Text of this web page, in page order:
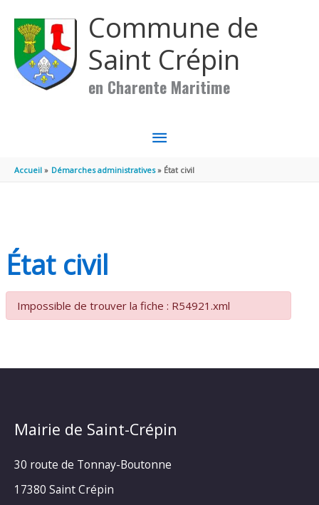
Commune de
Saint Crépin
en Charente Maritime
MENU
PRINCIPAL
Accueil Démarches administratives État civil
État civil
Impossible de trouver la fiche : R54921.xml
Mairie de Saint-Crépin
30 route de Tonnay-Boutonne
17380 Saint Crépin